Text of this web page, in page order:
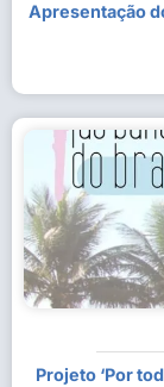
Apresentação
Projeto ‘Por